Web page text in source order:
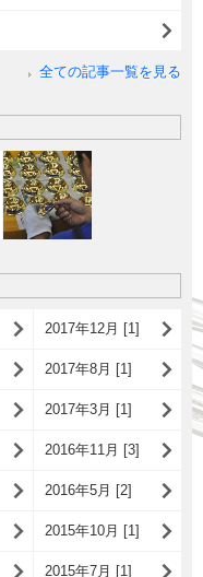
全ての記事一覧を見る
2017年12月 [1]
2017年8月 [1]
2017年3月 [1]
2016年11月 [3]
2016年5月 [2]
2015年10月 [1]
2015年7月 [1]